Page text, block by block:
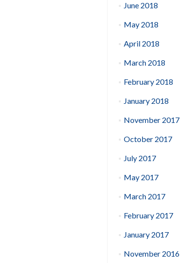
June 2018
May 2018
April 2018
March 2018
February 2018
January 2018
November 2017
October 2017
July 2017
May 2017
March 2017
February 2017
January 2017
November 2016